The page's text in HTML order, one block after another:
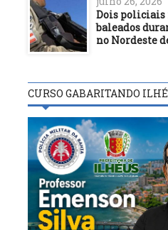
Dois
baleados
no Nordeste
CURSO GABARITANDO